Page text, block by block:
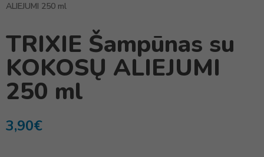
ALIEJUMI 250 ml
TRIXIE Šampūnas su
KOKOSŲ ALIEJUMI
250 ml
3,90€